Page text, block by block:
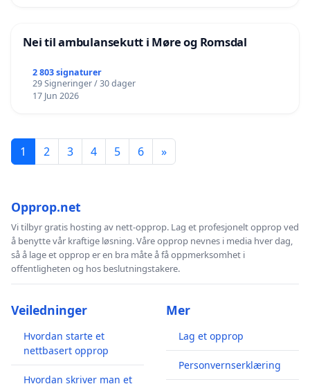
Nei til ambulansekutt i Møre og Romsdal
2 803 signaturer
29 Signeringer / 30 dager
17 Jun 2026
1 2 3 4 5 6 »
Opprop.net
Vi tilbyr gratis hosting av nett-opprop. Lag et profesjonelt opprop ved
å benytte vår kraftige løsning. Våre opprop nevnes i media hver dag,
så å lage et opprop er en bra måte å få oppmerksomhet i
offentligheten og hos beslutningstakere.
Veiledninger
Hvordan starte et
nettbasert opprop
Hvordan skriver man et
Mer
Lag et opprop
Personvernserklæring